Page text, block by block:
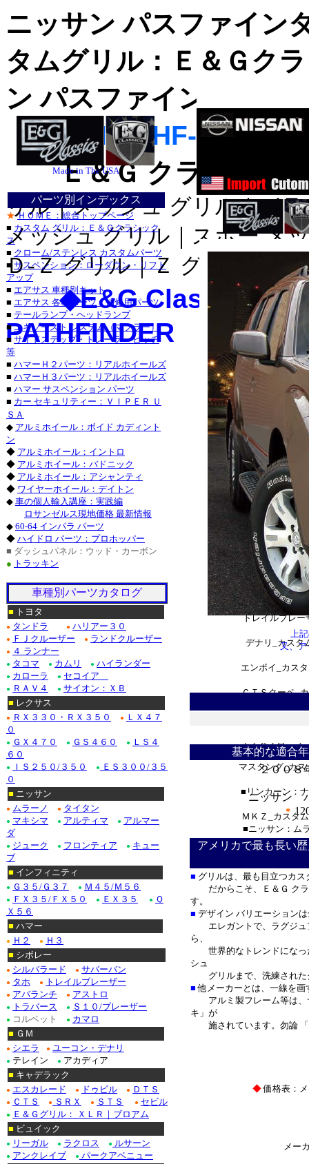
上
又、ア
基本的な適合
２００８
ニッサン
＊
アメリカで最も長い
■ グリルは、最も目立つカ
だからこそ、Ｅ＆Ｇ クラ
す。
■ デザイン バリエーション
エレガントで、ラグジュ
ら、
世界的なトレンドになっ
シュ
グリルまで、洗練された
■ 他メーカーとは、一線を
アルミ製フレーム等は
キ」が
施されています。 勿論 「
◆価格表：メ
メー
■クライスラー
３００Ｍ_カス
セブリング_カ
デュランゴ_カ
チャージャー_
グランドチ
■トヨタ/北米ト
サーフ_カスタ
ハイランダー_
マトリックス_
■レクサス：Ｉ
ＧＸ_カスタム_
ＧＳ４６０_カ
シルバラード_
トレイルブレー
デナリ_カスタ
エンボイ_カス
ＣＴＳクーペ_
エクスプローラ
マスタング_カ
■リンカーン：
ＭＫＺ_カスタ
■ニッサン：ム
エクストレール
■インフィニテ
■ホンダ
グリル、カ
Ｅ＆Ｇグリル
ＤＵＢ_ク
Made in The USA
パーツ別インデックス
★ ＨＯＭＥ：総合トップページ
■ カスタム グリル：Ｅ＆Ｇクラシック
ス
■ クローム/ステンレス カスタムパーツ
■ サスペンション：ローダウン・リフト
アップ
■ エアサス 車種別キット
■ エアサス 各種パーツ・補修用パーツ
■ テールランプ・ヘッドランプ
■エキゾースト システム（マフラー）
■ サイドステップ・トレーラー ヒッチ
等
■ ハマーＨ２パーツ：リアルホイールズ
■ ハマーＨ３パーツ：リアルホイールズ
■ ハマー サスペンション パーツ
■ カー セキュリティー：ＶＩＰＥＲ Ｕ
ＳＡ
◆ アルミホイール：ボイド カディント
ン
◆ アルミホイール：イントロ
◆ アルミホイール：バドニック
◆ アルミホイール：アシャンティ
◆ ワイヤーホイール：デイトン
◆ 車の個人輸入講座：実践編
ロサンゼルス現地価格 最新情報
◆ 60-64 インパラ パーツ
◆ ハイドロ パーツ：プロホッパー
■ ダッシュパネル：ウッド・カーボン
● トラッキン
車種別パーツカタログ
■ トヨタ
● タンドラ ● ハリアー３０
● ＦＪクルーザー ● ランドクルーザー
● ４ ランナー
● タコマ ● カムリ ● ハイランダー
● カローラ ● セコイア
● ＲＡＶ４ ● サイオン：ＸＢ
■ レクサス
● ＲＸ３３０・ＲＸ３５０ ●
ＬＸ４７
０
● ＧＸ４７０ ● ＧＳ４６０ ●
ＬＳ４
６０
● ＩＳ２５０/３５０ ●
ＥＳ３００/３５
０
■ ニッサン
● ムラーノ ● タイタン
● マキシマ ● アルティマ ● アルマー
ダ
● ジューク ● フロンティア ● キュー
ブ
■ インフィニティ
● Ｇ３５/Ｇ３７ ● Ｍ４５/Ｍ５６
● ＦＸ３５/ＦＸ５０ ● ＥＸ３５ ● Ｑ
Ｘ５６
■ ハマー
● Ｈ２ ●
Ｈ３
■ シボレー
● シルバラード ● サバーバン
● タホ ● トレイルブレーザー
● アバランチ ● アストロ
● トラバース ● Ｓ１０/ブレーザー
● コルベット ● カマロ
■ ＧＭ
● シエラ ● ユーコン・デナリ
● テレイン ● アカディア
■ キャデラック
● エスカレード ● ドゥビル ● ＤＴＳ
● ＣＴＳ ● ＳＲＸ ● ＳＴＳ ● セビル
●
Ｅ＆Ｇグリル： ＸＬＲ｜ブロアム
■ ビュイック
● リーガル ● ラクロス ● ルサーン
● アンクレイブ ● パークアベニュー
ニッサン パスファイン
タムグリル：Ｅ＆Ｇク
ン パスファインダー：
【EG-NIS-PHF-02】
Ｅ＆Ｇ クラシックス
リル｜メッシュ グリル｜ブ
メッシュ グリル｜スポー メ
Ｄ-Ｚ グリル｜Ｚ グリル
◆E&G Classics
PATHFINDER